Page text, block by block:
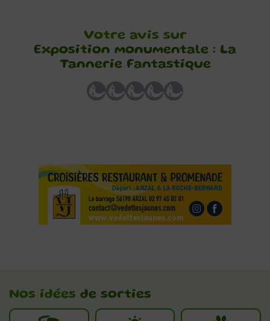
Votre avis sur
Exposition monumentale : La
Tannerie Fantastique
Nos idées de sorties